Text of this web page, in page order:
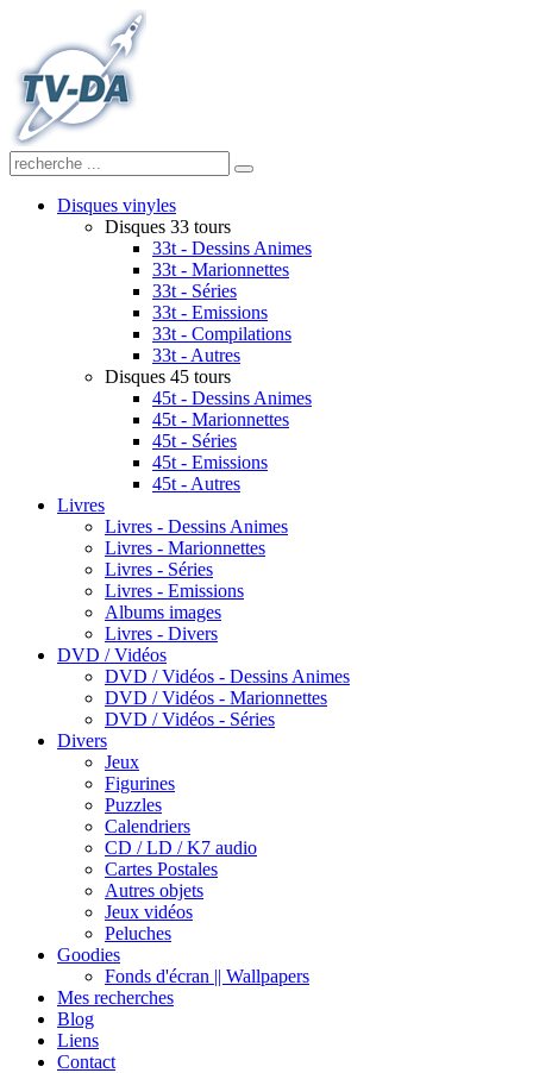
Disques vinyles
Disques 33 tours
33t - Dessins Animes
33t - Marionnettes
33t - Séries
33t - Emissions
33t - Compilations
33t - Autres
Disques 45 tours
45t - Dessins Animes
45t - Marionnettes
45t - Séries
45t - Emissions
45t - Autres
Livres
Livres - Dessins Animes
Livres - Marionnettes
Livres - Séries
Livres - Emissions
Albums images
Livres - Divers
DVD / Vidéos
DVD / Vidéos - Dessins Animes
DVD / Vidéos - Marionnettes
DVD / Vidéos - Séries
Divers
Jeux
Figurines
Puzzles
Calendriers
CD / LD / K7 audio
Cartes Postales
Autres objets
Jeux vidéos
Peluches
Goodies
Fonds d'écran || Wallpapers
Mes recherches
Blog
Liens
Contact